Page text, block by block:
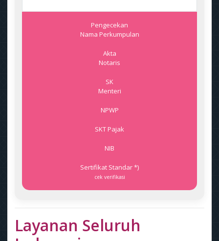
Pengecekan
Nama Perkumpulan
Akta
Notaris
SK
Menteri
NPWP
SKT Pajak
NIB
Sertifikat Standar *)
cek verifikasi
Layanan Seluruh